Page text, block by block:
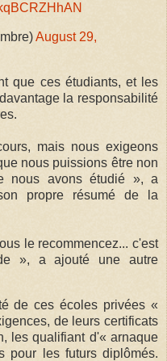
August 29,
que ces étudiants, et les
la responsabilité
mais nous exigeons
nous puissions être non
nous avons étudié », a
propre résumé de la
le recommencez... c'est
», a ajouté une autre
de ces écoles privées «
de leurs certificats
les qualifiant d'« arnaque
pour les futurs diplômés.